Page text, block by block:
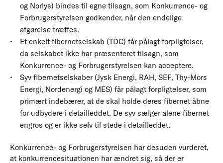
og Norlys) bindes til egne tilsagn, som Konkurrence- og
Forbrugerstyrelsen godkender, når den endelige
afgørelse træffes.
Et enkelt fibernetselskab (TDC) får pålagt forpligtelser,
da selskabet ikke har præsenteret tilsagn, som
Konkurrence- og Forbrugerstyrelsen kan acceptere.
Syv fibernetselskaber (Jysk Energi, RAH, SEF, Thy-Mors
Energi, Nordenergi og MES) får pålagt forpligtelser, som
primært indebærer, at de skal holde deres fibernet åbne
for udbydere i detailleddet. De syv sælger alene fibernet
engros og er ikke selv til stede i detailleddet.
Konkurrence- og Forbrugerstyrelsen har desuden vurderet,
at konkurrencesituationen har ændret sig, så der er